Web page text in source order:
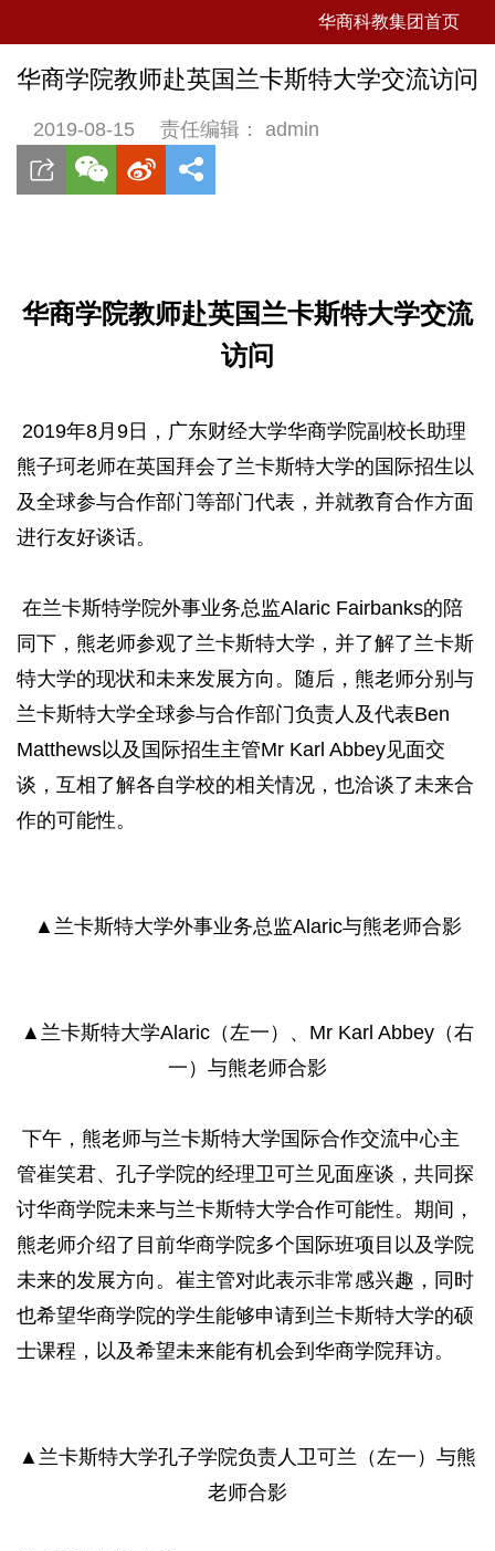
华商科教集团首页
华商学院教师赴英国兰卡斯特大学交流访问
2019-08-15 责任编辑： admin
华商学院教师赴英国兰卡斯特大学交流
访问
2019年8月9日，广东财经大学华商学院副校长助理
熊子珂老师在英国拜会了兰卡斯特大学的国际招生以
及全球参与合作部门等部门代表，并就教育合作方面
进行友好谈话。
在兰卡斯特学院外事业务总监Alaric Fairbanks的陪
同下，熊老师参观了兰卡斯特大学，并了解了兰卡斯
特大学的现状和未来发展方向。随后，熊老师分别与
兰卡斯特大学全球参与合作部门负责人及代表Ben
Matthews以及国际招生主管Mr Karl Abbey见面交
谈，互相了解各自学校的相关情况，也洽谈了未来合
作的可能性。
▲兰卡斯特大学外事业务总监Alaric与熊老师合影
▲兰卡斯特大学Alaric（左一）、Mr Karl Abbey（右
一）与熊老师合影
下午，熊老师与兰卡斯特大学国际合作交流中心主
管崔笑君、孔子学院的经理卫可兰见面座谈，共同探
讨华商学院未来与兰卡斯特大学合作可能性。期间，
熊老师介绍了目前华商学院多个国际班项目以及学院
未来的发展方向。崔主管对此表示非常感兴趣，同时
也希望华商学院的学生能够申请到兰卡斯特大学的硕
士课程，以及希望未来能有机会到华商学院拜访。
▲兰卡斯特大学孔子学院负责人卫可兰（左一）与熊
老师合影